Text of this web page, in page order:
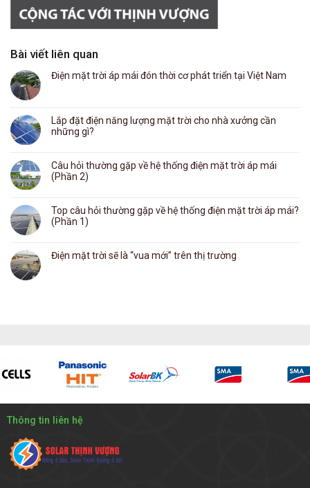
Bài viết liên quan
Điện mặt trời áp mái đón thời cơ phát triển tại Việt Nam
Lắp đặt điện năng lượng mặt trời cho nhà xưởng cần
những gì?
Câu hỏi thường gặp về hệ thống điện mặt trời áp mái
(Phần 2)
Top câu hỏi thường gặp về hệ thống điện mặt trời áp mái?
(Phần 1)
Điện mặt trời sẽ là “vua mới” trên thị trường
Thông tin liên hệ